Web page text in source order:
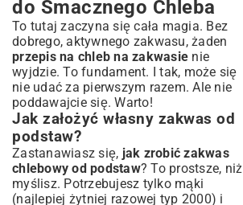
do Smacznego Chleba
To tutaj zaczyna się cała magia. Bez
dobrego, aktywnego zakwasu, żaden
przepis na chleb na zakwasie nie
wyjdzie. To fundament. I tak, może się
nie udać za pierwszym razem. Ale nie
poddawajcie się. Warto!
Jak założyć własny zakwas od
podstaw?
Zastanawiasz się, jak zrobić zakwas
chlebowy od podstaw? To prostsze, niż
myślisz. Potrzebujesz tylko mąki
(najlepiej żytniej razowej typ 2000) i